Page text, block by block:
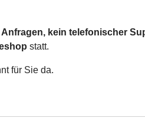
kein telefonischer
statt.
für Sie da.